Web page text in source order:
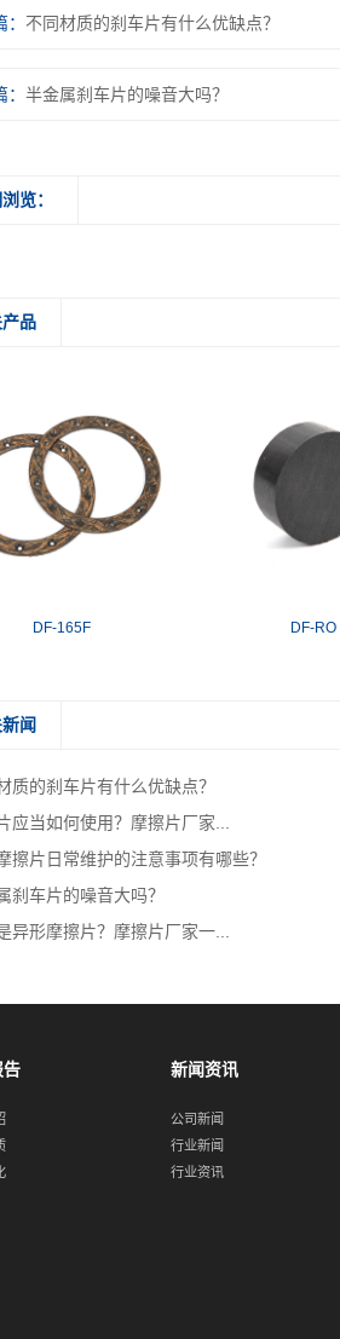
： 不同材质的刹车片有什么优缺点？
半金属刹车片的噪音大吗？
览：
品
DF-165F DF-RO
闻
质的刹车片有什么优缺点？
应当如何使用？摩擦片厂家...
擦片日常维护的注意事项有哪些？
刹车片的噪音大吗？
异形摩擦片？摩擦片厂家一...
告 新闻资讯
公司新闻
行业新闻
行业资讯